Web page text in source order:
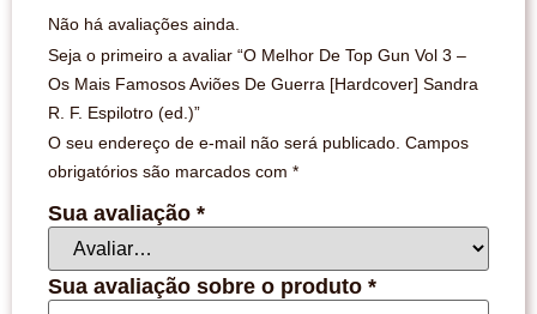
Não há avaliações ainda.
Seja o primeiro a avaliar “O Melhor De Top Gun Vol 3 –
Os Mais Famosos Aviões De Guerra [Hardcover] Sandra
R. F. Espilotro (ed.)”
O seu endereço de e-mail não será publicado. Campos
obrigatórios são marcados com *
Sua avaliação *
Sua avaliação sobre o produto *